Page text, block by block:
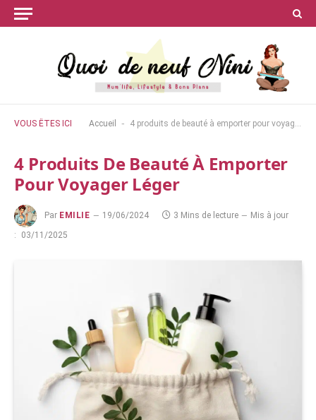
VOUS ÊTES ICI Accueil - 4 produits de beauté à emporter pour voyager léger
4 Produits De Beauté À Emporter
Pour Voyager Léger
Par EMILIE 19/06/2024 3 Mins de lecture
Mis à jour
:
03/11/2025